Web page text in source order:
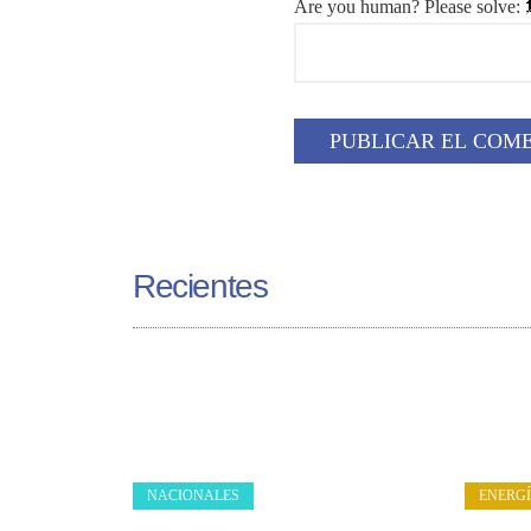
Are you human? Please solve:
Recientes
NACIONALES